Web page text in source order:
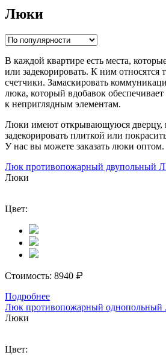
Люки
В каждой квартире есть места,
или задекорировать. К ним относятся
счетчики. Замаскировать
люка, который вдобавок
к неприглядным элементам.
Люки имеют открывающуюся дверцу,
задекорировать плиткой или
У нас вы можете заказать люки оптом.
Люк противопожарный двупольный
Люки
Цвет:
Стоимость: 8940 ₽
Подробнее
Люк противопожарный однопольный
Люки
Цвет: